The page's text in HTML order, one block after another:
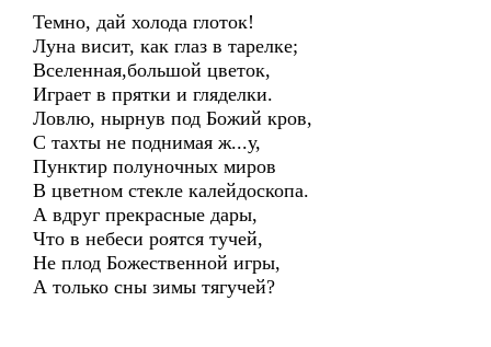
Темно, дай холода глоток!
Луна висит, как глаз в тарелке;
Вселенная,большой цветок,
Играет в прятки и гляделки.
Ловлю, нырнув под Божий кров,
С тахты не поднимая ж...у,
Пунктир полуночных миров
В цветном стекле калейдоскопа.
А вдруг прекрасные дары,
Что в небеси роятся тучей,
Не плод Божественной игры,
А только сны зимы тягучей?